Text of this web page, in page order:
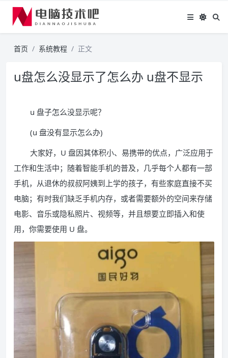
首页 系统教程 正文
u盘怎么没显示了怎么办 u盘不显示
u 盘子怎么没显示呢？
(u 盘没有显示怎么办)
大家好，U 盘因其体积小、易携带的优点，广泛应用于
工作和生活中；随着智能手机的普及，几乎每个人都有一部
手机，从退休的叔叔阿姨到上学的孩子，有些家庭直接不买
电脑；有时我们缺乏手机内存，或者需要额外的空间来存储
电影、音乐或隐私照片、视频等，并且想要立即插入和使
用，你需要使用 U 盘。